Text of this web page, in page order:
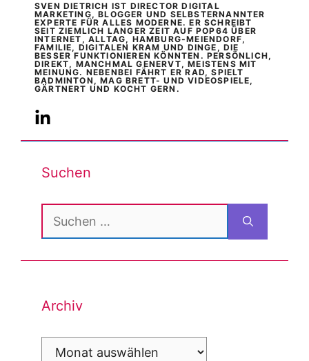
SVEN DIETRICH IST DIRECTOR DIGITAL
MARKETING, BLOGGER UND SELBSTERNANNTER
EXPERTE FÜR ALLES MODERNE. ER SCHREIBT
SEIT ZIEMLICH LANGER ZEIT AUF POP64 ÜBER
INTERNET, ALLTAG, HAMBURG-MEIENDORF,
FAMILIE, DIGITALEN KRAM UND DINGE, DIE
BESSER FUNKTIONIEREN KÖNNTEN. PERSÖNLICH,
DIREKT, MANCHMAL GENERVT, MEISTENS MIT
MEINUNG. NEBENBEI FÄHRT ER RAD, SPIELT
BADMINTON, MAG BRETT- UND VIDEOSPIELE,
GÄRTNERT UND KOCHT GERN.
Suchen
Suchen
nach:
Archiv
Archiv